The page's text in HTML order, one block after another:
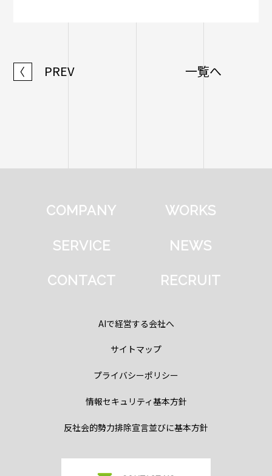
〈 PREV 一覧へ
COMPANY WORKS
SERVICE NEWS
CONTACT RECRUIT
AIで経営する会社へ
サイトマップ
プライバシーポリシー
情報セキュリティ基本方針
反社会的勢力排除宣言並びに基本方針